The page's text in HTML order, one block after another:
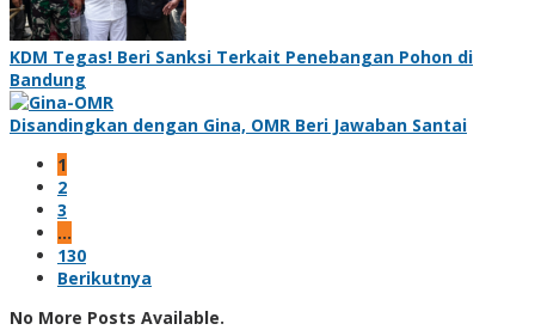
KDM Tegas! Beri Sanksi Terkait Penebangan Pohon di
Bandung
Disandingkan dengan Gina, OMR Beri Jawaban Santai
1
2
3
…
130
Berikutnya
No More Posts Available.